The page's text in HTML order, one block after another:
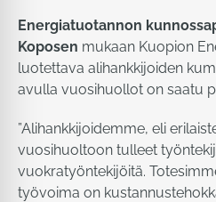
Energiatuotannon
Koposen mukaan Kuopion
luotettava alihankkijoiden
avulla vuosihuollot on saatu
”Alihankkijoidemme, eli
vuosihuoltoon tulleet
vuokratyöntekijöitä.
työvoima on